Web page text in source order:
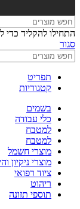
התחילו להקליד
סגור
תפריט
קטגוריות
בשמים
כלי עבודה
למטבח
למטבח
מוצרי חשמל
מוצרי ניקיון
ציוד רפואי
ריהוט
תוספי תזונה